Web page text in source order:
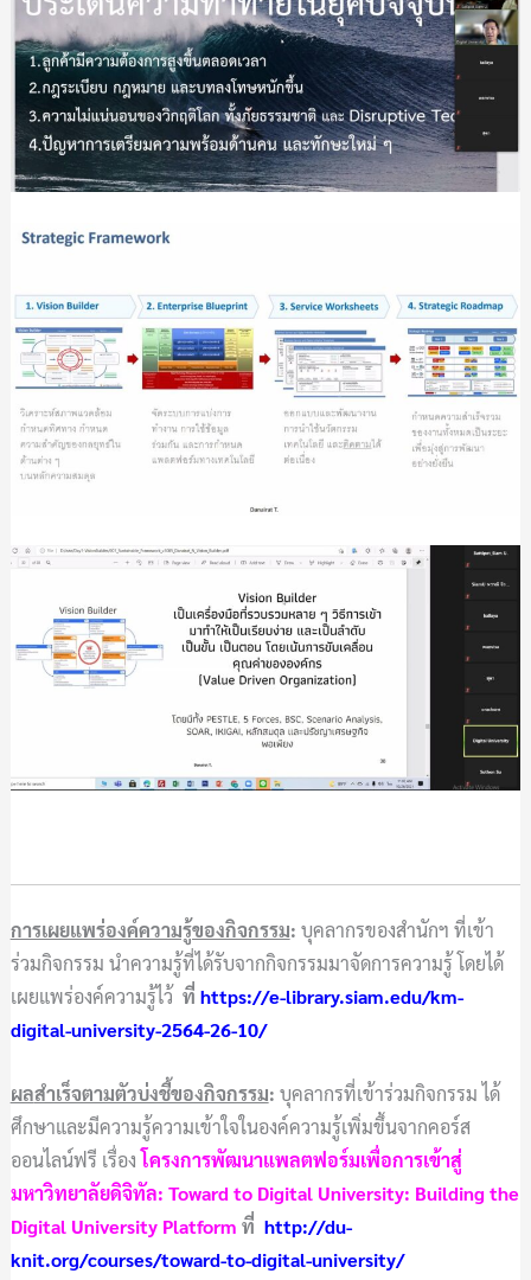
การเผยแพร่องค์ความรู้ของกิจกรรม: บุคลากรของสำนักฯ ที่เข้า
ร่วมกิจกรรม นำความรู้ที่ได้รับจากกิจกรรมมาจัดการความรู้ โดยได้
เผยแพร่องค์ความรู้ไว้ ที่ https://e-library.siam.edu/km-
digital-university-2564-26-10/
ผลสำเร็จตามตัวบ่งชี้ของกิจกรรม: บุคลากรที่เข้าร่วมกิจกรรม ได้
ศึกษาและมีความรู้ความเข้าใจในองค์ความรู้เพิ่มขึ้นจากคอร์ส
ออนไลน์ฟรี เรื่องโครงการพัฒนาแพลตฟอร์มเพื่อการเข้าสู่
มหาวิทยาลัยดิจิทัล: Toward to Digital University: Building the
Digital University Platform ที่ http://du-
knit.org/courses/toward-to-digital-university/